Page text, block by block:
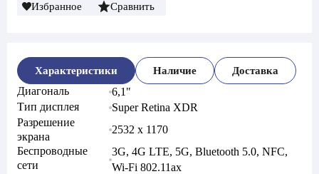
Избранное Сравнить
Характеристики Наличие Доставка
Диагональ
6,1"
Тип дисплея
Super Retina XDR
Разрешение
экрана
2532 x 1170
Беспроводные
сети
3G, 4G LTE, 5G, Bluetooth 5.0, NFC,
Wi-Fi 802.11ax